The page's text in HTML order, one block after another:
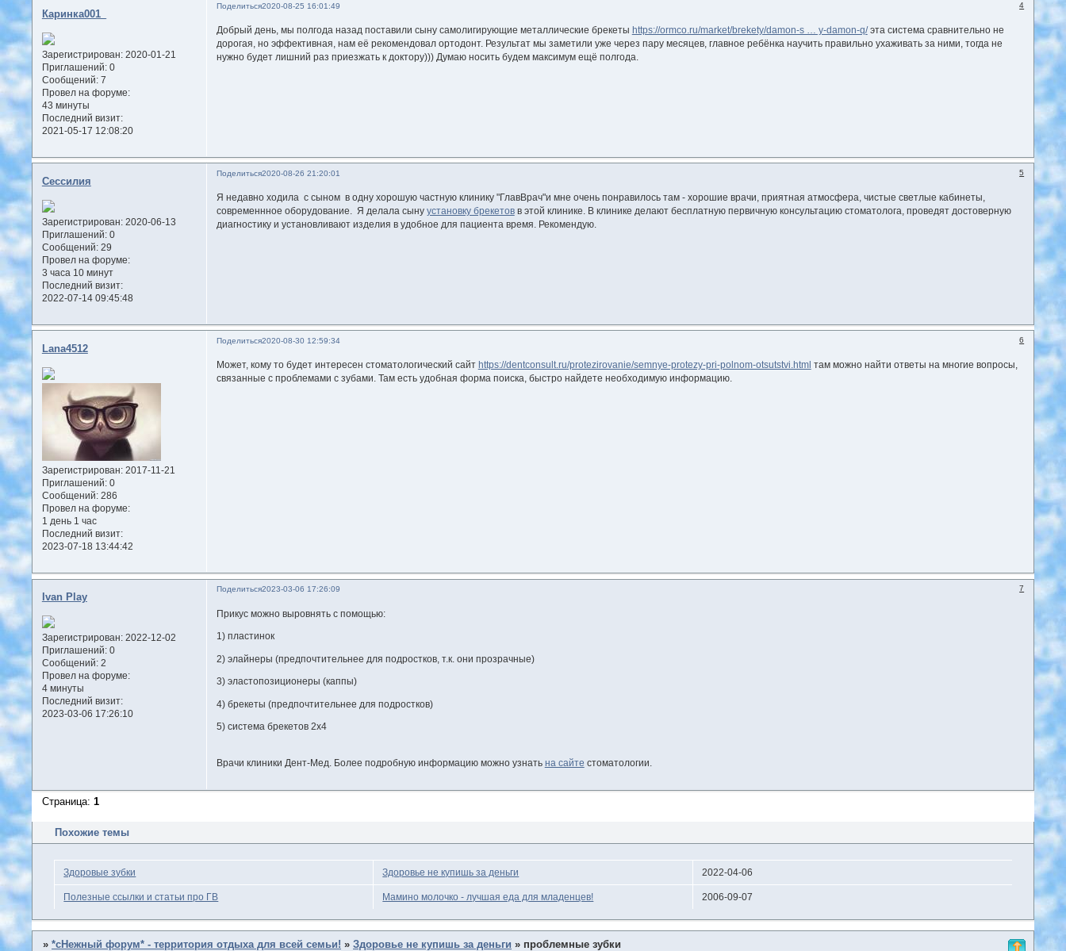
Поделиться 4
2020-08-25 16:01:49
Каринка001_
Зарегистрирован: 2020-01-21
Приглашений:0
Сообщений:7
Провел на форуме:
43 минуты
Последний визит:
2021-05-17 12:08:20
Добрый день, мы полгода назад поставили сыну самолигирующие металлические брекеты https://ormco.ru/market/brekety/damon-s … y-damon-q/эта система сравнительно не
дорогая, но эффективная, нам её рекомендовал ортодонт. Результат мы заметили уже через пару месяцев, главное ребёнка научить правильно ухаживать за ними, тогда не
нужно будет лишний раз приезжать к доктору))) Думаю носить будем максимум ещё полгода.
Поделиться 5
2020-08-26 21:20:01
Сессилия
Зарегистрирован: 2020-06-13
Приглашений:0
Сообщений:29
Провел на форуме:
3 часа 10 минут
Последний визит:
2022-07-14 09:45:48
Я недавно ходила с сыном в одну хорошую частную клинику "ГлавВрач"и мне очень понравилось там - хорошие врачи, приятная атмосфера, чистые светлые кабинеты,
современнное оборудование. Я делала сыну установку брекетовв этой клинике. В клинике делают бесплатную первичную консультацию стоматолога, проведят достоверную
диагностику и установливают изделия в удобное для пациента время. Рекомендую.
Поделиться 6
2020-08-30 12:59:34
Lana4512
Зарегистрирован: 2017-11-21
Приглашений:0
Сообщений:286
Провел на форуме:
1 день 1 час
Последний визит:
2023-07-18 13:44:42
Может, кому то будет интересен стоматологический сайт https://dentconsult.ru/protezirovanie/semnye-protezy-pri-polnom-otsutstvi.html там можно найти ответы на многие вопросы,
связанные с проблемами с зубами. Там есть удобная форма поиска, быстро найдете необходимую информацию.
Поделиться 7
2023-03-06 17:26:09
Ivan Play
Зарегистрирован: 2022-12-02
Приглашений:0
Сообщений:2
Провел на форуме:
4 минуты
Последний визит:
2023-03-06 17:26:10
Прикус можно выровнять с помощью:
1) пластинок
2) элайнеры (предпочтительнее для подростков, т.к. они прозрачные)
3) эластопозиционеры (каппы)
4) брекеты (предпочтительнее для подростков)
5) система брекетов 2х4
Врачи клиники Дент-Мед. Более подробную информацию можно узнать на сайте стоматологии.
Страница: 1
Похожие темы
Здоровые зубки Здоровье не купишь за деньги 2022-04-06
Полезные ссылки и статьи про ГВ Мамино молочко - лучшая еда для младенцев! 2006-09-07
» *сНежный форум* - территория отдыха для всей семьи! » Здоровье не купишь за деньги » проблемные зубки